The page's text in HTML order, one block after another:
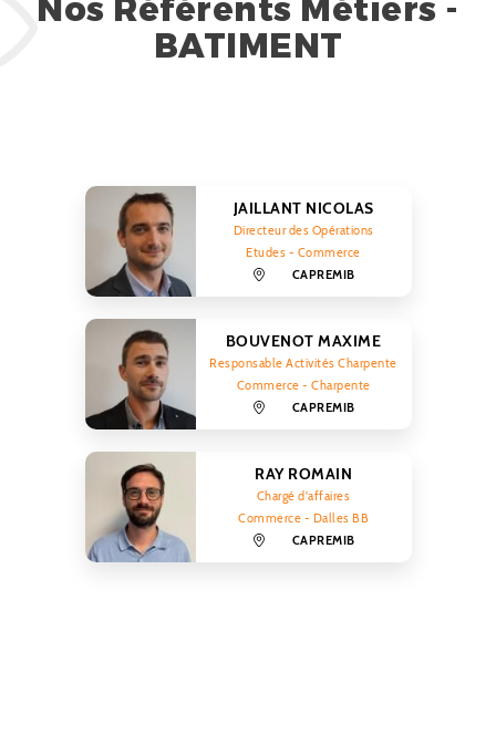
Nos Référents Métiers -
BATIMENT
JAILLANT NICOLAS
Directeur des Opérations
Etudes - Commerce
CAPREMIB
BOUVENOT MAXIME
Responsable Activités Charpente
Commerce - Charpente
CAPREMIB
RAY ROMAIN
Chargé d'affaires
Commerce - Dalles BB
CAPREMIB